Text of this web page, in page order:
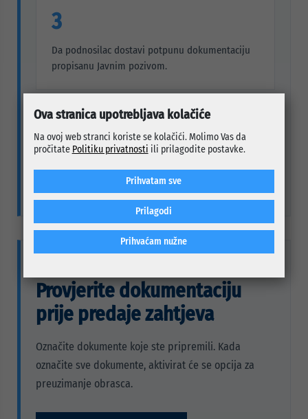
3
Da podnosilac dostavi potpunu dokumentaciju
propisanu Javnim pozivom.
4
Prijave se rješavaju po redoslijedu podnošenja
zahtjeva.
Provjerite dokumentaciju
prije predaje zahtjeva
Označite dokumente koje ste pripremili. Kada
označite sve dokumente, aktivirat će se opcija za
preuzimanje obrasca.
Ova stranica upotrebljava kolačiće
Na ovoj web stranci koriste se kolačići. Molimo Vas da
pročitate Politiku privatnosti ili prilagodite postavke.
Prihvaćam nužne
Prilagodi
Prihvatam sve